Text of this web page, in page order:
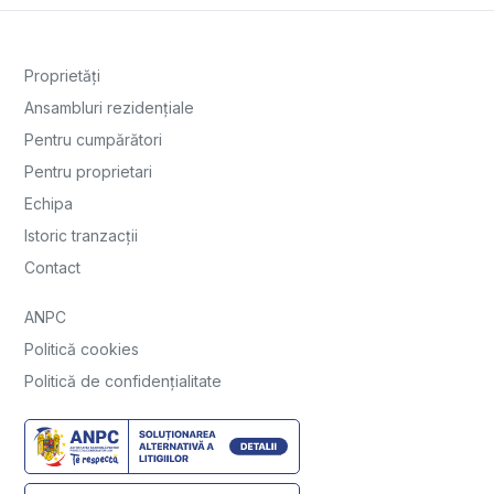
Proprietăți
Ansambluri rezidențiale
Pentru cumpărători
Pentru proprietari
Echipa
Istoric tranzacții
Contact
ANPC
Politică cookies
Politică de confidențialitate